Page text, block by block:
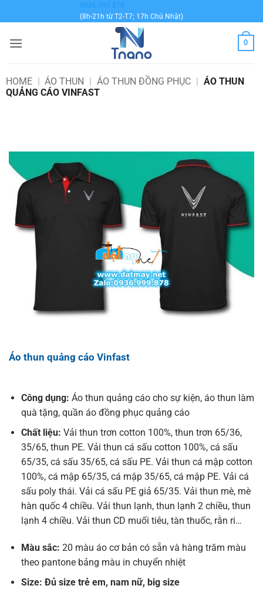
qua
dung
0936 999 878
(8h-21h từ T2-T7; 17h Chủ Nhật)
0
HOME | ÁO THUN | ÁO THUN ĐỒNG PHỤC | ÁO THUN
QUẢNG CÁO VINFAST
Áo thun quảng cáo Vinfast
Công dụng: Áo thun quảng cáo cho sự kiện, áo thun làm
quà tặng, quần áo đồng phục quảng cáo
Chất liệu: Vải thun trơn cotton 100%, thun trơn 65/36,
35/65, thun PE. Vải thun cá sấu cotton 100%, cá sấu
65/35, cá sấu 35/65, cá sấu PE. Vải thun cá mập cotton
100%, cá mập 65/35, cá mập 35/65, cá mập PE. Vải cá
sấu poly thái. Vải cá sấu PE giả 65/35. Vải thun mè, mè
hàn quốc 4 chiều. Vải thun lạnh, thun lạnh 2 chiều, thun
lạnh 4 chiều. Vải thun CD muối tiêu, tàn thuốc, rằn ri…
Màu sắc: 20 màu áo cơ bản có sẵn và hàng trăm màu
theo pantone bảng màu in chuyển nhiệt
Size: Đủ size trẻ em, nam nữ, big size